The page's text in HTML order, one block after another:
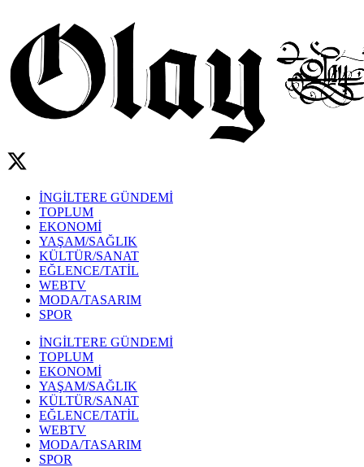
İNGİLTERE GÜNDEMİ
TOPLUM
EKONOMİ
YAŞAM/SAĞLIK
KÜLTÜR/SANAT
EĞLENCE/TATİL
WEBTV
MODA/TASARIM
SPOR
İNGİLTERE GÜNDEMİ
TOPLUM
EKONOMİ
YAŞAM/SAĞLIK
KÜLTÜR/SANAT
EĞLENCE/TATİL
WEBTV
MODA/TASARIM
SPOR